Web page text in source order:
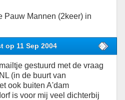
Pauw Mannen (2keer) in
op 11 Sep 2004
gestuurd met de vraag
(in de buurt van
ook buiten A'dam
is voor mij veel dichterbij